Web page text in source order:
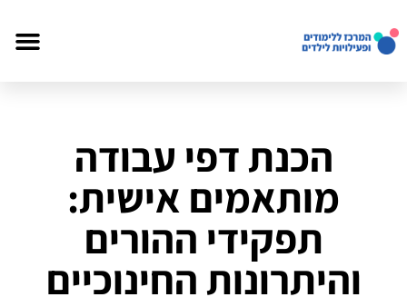
הכנת דפי עבודה
מותאמים אישית:
תפקידי ההורים
והיתרונות החינוכיים